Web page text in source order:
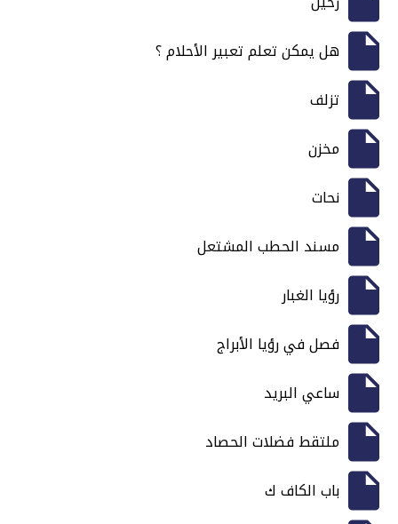
هل يمكن تعلم تعبير الأحلام ؟
تزلف
مخزن
نحات
مسند الحطب المشتعل
رؤيا الغبار
فصل في رؤيا الأبراج
ساعي البريد
ملتقط فضلات الحصاد
باب الكاف ك